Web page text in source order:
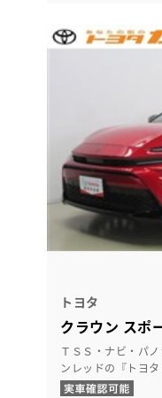
トヨタ
クラウン スポ
ＴＳＳ・ナビ・パ
ンレッドの『トヨ